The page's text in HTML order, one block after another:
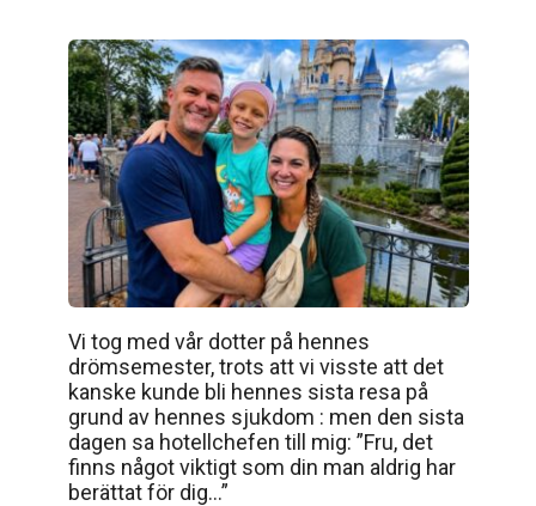
Vi tog med vår dotter på hennes
drömsemester, trots att vi visste att det
kanske kunde bli hennes sista resa på
grund av hennes sjukdom : men den sista
dagen sa hotellchefen till mig: ”Fru, det
finns något viktigt som din man aldrig har
berättat för dig…”